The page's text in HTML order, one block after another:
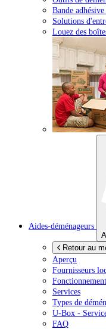
Bande
Solutions
Louez des
Aides-déménageurs
Retour au
Aperçu
Fournisseurs
Fonctionnement
Services
Types de
U-Box -
FAQ